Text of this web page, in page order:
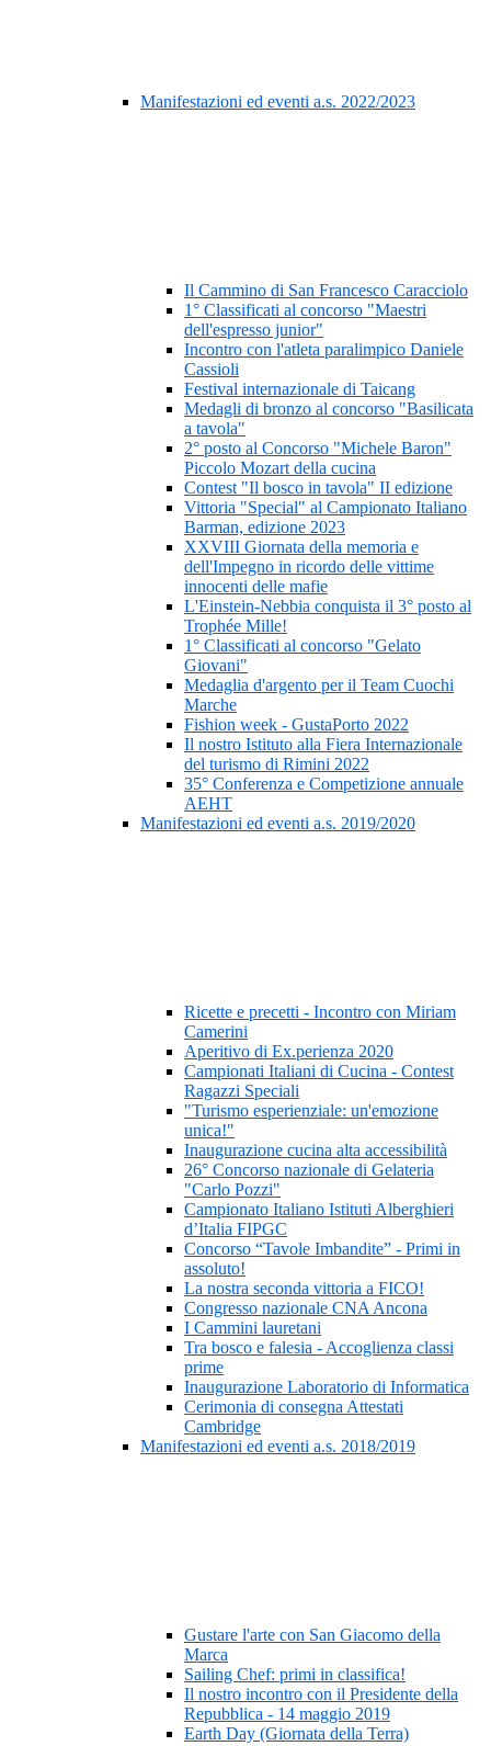
Manifestazioni ed eventi a.s. 2022/2023
Il Cammino di San Francesco Caracciolo
1° Classificati al concorso "Maestri
dell'espresso junior"
Incontro con l'atleta paralimpico Daniele
Cassioli
Festival internazionale di Taicang
Medagli di bronzo al concorso "Basilicata
a tavola"
2° posto al Concorso "Michele Baron"
Piccolo Mozart della cucina
Contest "Il bosco in tavola" II edizione
Vittoria "Special" al Campionato Italiano
Barman, edizione 2023
XXVIII Giornata della memoria e
dell'Impegno in ricordo delle vittime
innocenti delle mafie
L'Einstein-Nebbia conquista il 3° posto al
Trophée Mille!
1° Classificati al concorso "Gelato
Giovani"
Medaglia d'argento per il Team Cuochi
Marche
Fishion week - GustaPorto 2022
Il nostro Istituto alla Fiera Internazionale
del turismo di Rimini 2022
35° Conferenza e Competizione annuale
AEHT
Manifestazioni ed eventi a.s. 2019/2020
Ricette e precetti - Incontro con Miriam
Camerini
Aperitivo di Ex.perienza 2020
Campionati Italiani di Cucina - Contest
Ragazzi Speciali
"Turismo esperienziale: un'emozione
unica!"
Inaugurazione cucina alta accessibilità
26° Concorso nazionale di Gelateria
"Carlo Pozzi"
Campionato Italiano Istituti Alberghieri
d’Italia FIPGC
Concorso “Tavole Imbandite” - Primi in
assoluto!
La nostra seconda vittoria a FICO!
Congresso nazionale CNA Ancona
I Cammini lauretani
Tra bosco e falesia - Accoglienza classi
prime
Inaugurazione Laboratorio di Informatica
Cerimonia di consegna Attestati
Cambridge
Manifestazioni ed eventi a.s. 2018/2019
Gustare l'arte con San Giacomo della
Marca
Sailing Chef: primi in classifica!
Il nostro incontro con il Presidente della
Repubblica - 14 maggio 2019
Earth Day (Giornata della Terra)